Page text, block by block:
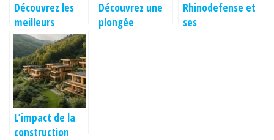
Découvrez les
meilleurs
itinéraires pour
des balades à
vélo éco-
responsables à
Lille
Découvrez une
plongée
Rhinodefense et
ses
L’impact de la
construction